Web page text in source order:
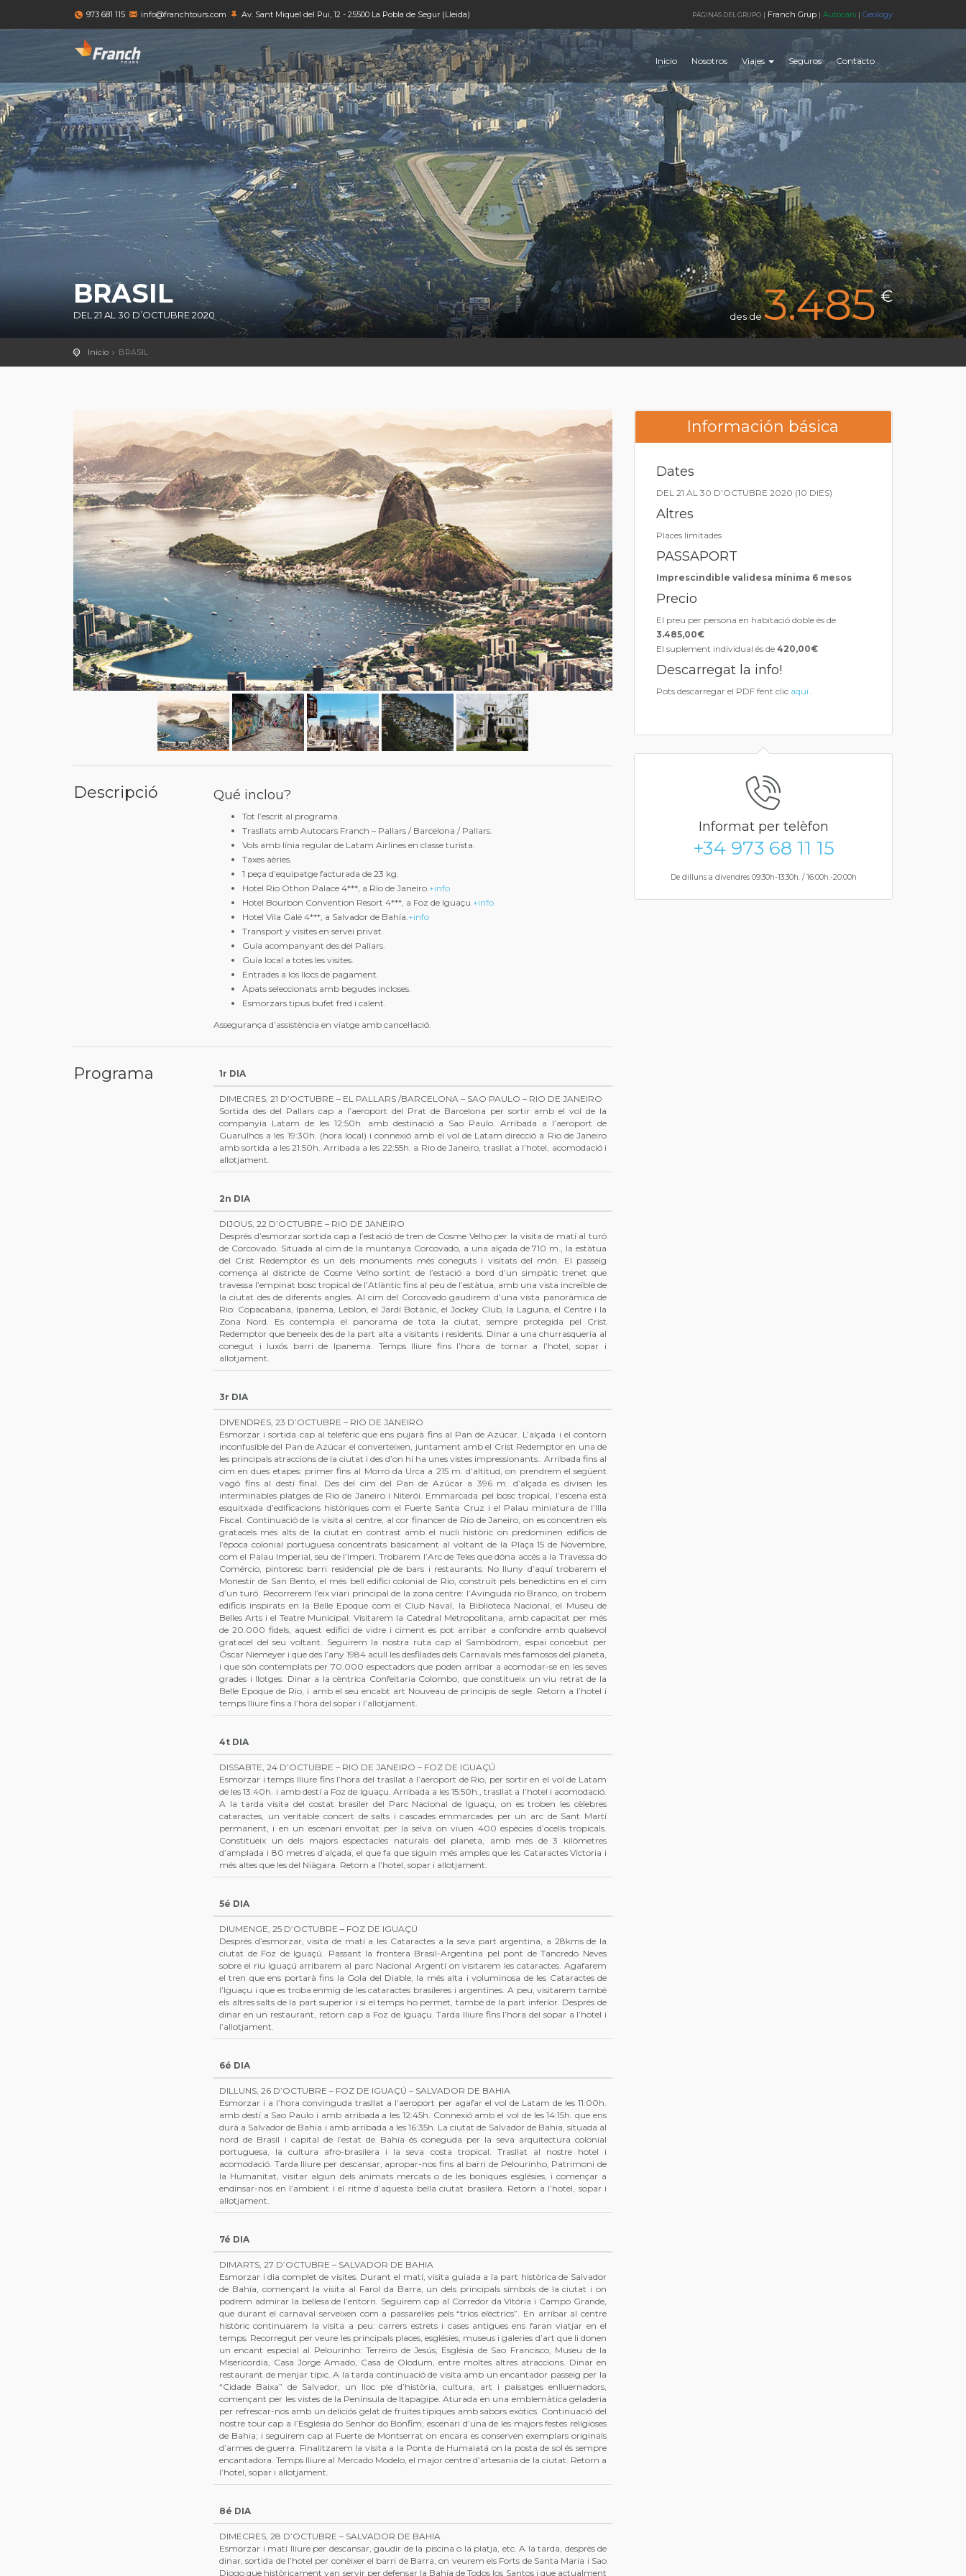
973 681 115 info@franchtours.com Av. Sant Miquel del Pui, 12 - 25500 La Pobla de Segur (Lleida) PÁGINAS DEL GRUPO | Franch Grup | Autocars | Geology
Inicio Nosotros Viajes Seguros Contacto
BRASIL
DEL 21 AL 30 D’OCTUBRE 2020 des de3.485€
Inicio BRASIL
Descripció Qué inclou?
Tot l’escrit al programa.
Trasllats amb Autocars Franch – Pallars / Barcelona / Pallars.
Vols amb línia regular de Latam Airlines en classe turista.
Taxes aèries.
1 peça d’equipatge facturada de 23 kg.
Hotel Rio Othon Palace 4***, a Río de Janeiro. +info
Hotel Bourbon Convention Resort 4***, a Foz de Iguaçu. +info
Hotel Vila Galé 4***, a Salvador de Bahía. +info
Transport y visites en servei privat.
Guía acompanyant des del Pallars.
Guía local a totes les visites.
Entrades a los llocs de pagament.
Àpats seleccionats amb begudes incloses.
Esmorzars tipus bufet fred i calent.
Assegurança d’assistència en viatge amb cancel·lació.
Programa 1r DIA
DIMECRES, 21 D’OCTUBRE – EL PALLARS /BARCELONA – SAO PAULO – RIO DE JANEIRO
Sortida des del Pallars cap a l’aeroport del Prat de Barcelona per sortir amb el vol de la
companyia Latam de les 12:50h. amb destinació a Sao Paulo. Arribada a l’aeroport de
Guarulhos a les 19:30h. (hora local) i connexió amb el vol de Latam direcció a Rio de Janeiro
amb sortida a les 21:50h. Arribada a les 22:55h. a Rio de Janeiro, trasllat a l’hotel, acomodació i
allotjament.
2n DIA
DIJOUS, 22 D’OCTUBRE – RIO DE JANEIRO
Després d’esmorzar sortida cap a l’estació de tren de Cosme Velho per la visita de matí al turó
de Corcovado. Situada al cim de la muntanya Corcovado, a una alçada de 710 m., la estàtua
del Crist Redemptor és un dels monuments més coneguts i visitats del món. El passeig
comença al districte de Cosme Velho sortint de l’estació a bord d’un simpàtic trenet que
travessa l’empinat bosc tropical de l’Atlàntic fins al peu de l’estàtua, amb una vista increïble de
la ciutat des de diferents angles. Al cim del Corcovado gaudirem d’una vista panoràmica de
Rio: Copacabana, Ipanema, Leblon, el Jardí Botànic, el Jockey Club, la Laguna, el Centre i la
Zona Nord. Es contempla el panorama de tota la ciutat, sempre protegida pel Crist
Redemptor que beneeix des de la part alta a visitants i residents. Dinar a una churrasqueria al
conegut i luxós barri de Ipanema. Temps lliure fins l’hora de tornar a l’hotel, sopar i
allotjament.
3r DIA
DIVENDRES, 23 D’OCTUBRE – RIO DE JANEIRO
Esmorzar i sortida cap al telefèric que ens pujarà fins al Pan de Azúcar. L’alçada i el contorn
inconfusible del Pan de Azúcar el converteixen, juntament amb el Crist Redemptor en una de
les principals atraccions de la ciutat i des d’on hi ha unes vistes impressionants.. Arribada fins al
cim en dues etapes: primer fins al Morro da Urca a 215 m. d’altitud, on prendrem el següent
vagó fins al destí final. Des del cim del Pan de Azúcar a 396 m. d’alçada es divisen les
interminables platges de Rio de Janeiro i Niterói. Emmarcada pel bosc tropical, l’escena està
esquitxada d’edificacions històriques com el Fuerte Santa Cruz i el Palau miniatura de l’Illa
Fiscal. Continuació de la visita al centre, al cor financer de Rio de Janeiro, on es concentren els
gratacels més alts de la ciutat en contrast amb el nucli històric on predominen edificis de
l’època colonial portuguesa concentrats bàsicament al voltant de la Plaça 15 de Novembre,
com el Palau Imperial, seu de l’Imperi. Trobarem l’Arc de Teles que dóna accés a la Travessa do
Comércio, pintoresc barri residencial ple de bars i restaurants. No lluny d’aquí trobarem el
Monestir de San Bento, el més bell edifici colonial de Rio, construït pels benedictins en el cim
d’un turó. Recorrerem l’eix viari principal de la zona centre: l’Avinguda rio Branco, on trobem
edificis inspirats en la Belle Epoque com el Club Naval, la Biblioteca Nacional, el Museu de
Belles Arts i el Teatre Municipal. Visitarem la Catedral Metropolitana, amb capacitat per més
de 20.000 fidels, aquest edifici de vidre i ciment es pot arribar a confondre amb qualsevol
gratacel del seu voltant. Seguirem la nostra ruta cap al Sambòdrom, espai concebut per
Óscar Niemeyer i que des l’any 1984 acull les desfilades dels Carnavals més famosos del planeta,
i que són contemplats per 70.000 espectadors que poden arribar a acomodar-se en les seves
grades i llotges. Dinar a la cèntrica Confeitaria Colombo, que constitueix un viu retrat de la
Belle Epoque de Rio, i amb el seu encabt art Nouveau de principis de segle. Retorn a l’hotel i
temps lliure fins a l’hora del sopar i l’allotjament.
4t DIA
DISSABTE, 24 D’OCTUBRE – RIO DE JANEIRO – FOZ DE IGUAÇÚ
Esmorzar i temps lliure fins l’hora del trasllat a l’aeroport de Rio, per sortir en el vol de Latam
de les 13:40h. i amb destí a Foz de Iguaçu. Arribada a les 15:50h., trasllat a l’hotel i acomodació.
A la tarda visita del costat brasiler del Parc Nacional de Iguaçu, on es troben les cèlebres
cataractes, un veritable concert de salts i cascades emmarcades per un arc de Sant Martí
permanent, i en un escenari envoltat per la selva on viuen 400 espècies d’ocells tropicals.
Constitueix un dels majors espectacles naturals del planeta, amb més de 3 kilòmetres
d’amplada i 80 metres d’alçada, el que fa que siguin més amples que les Cataractes Victoria i
més altes que les del Niàgara. Retorn a l’hotel, sopar i allotjament.
5é DIA
DIUMENGE, 25 D’OCTUBRE – FOZ DE IGUAÇÚ
Després d’esmorzar, visita de matí a les Cataractes a la seva part argentina, a 28kms de la
ciutat de Foz de Iguaçú. Passant la frontera Brasil-Argentina pel pont de Tancredo Neves
sobre el riu Iguaçú arribarem al parc Nacional Argentí on visitarem les cataractes. Agafarem
el tren que ens portarà fins la Gola del Diable, la més alta i voluminosa de les Cataractes de
l’Iguaçu i que es troba enmig de les cataractes brasileres i argentines. A peu, visitarem també
els altres salts de la part superior i si el temps ho permet, també de la part inferior. Després de
dinar en un restaurant, retorn cap a Foz de Iguaçu. Tarda lliure fins l’hora del sopar a l’hotel i
l’allotjament.
6é DIA
DILLUNS, 26 D’OCTUBRE – FOZ DE IGUAÇÚ – SALVADOR DE BAHIA
Esmorzar i a l’hora convinguda trasllat a l’aeroport per agafar el vol de Latam de les 11:00h.
amb destí a Sao Paulo i amb arribada a les 12:45h. Connexió amb el vol de les 14:15h. que ens
durà a Salvador de Bahia i amb arribada a les 16:35h. La ciutat de Salvador de Bahia, situada al
nord de Brasil i capital de l’estat de Bahía és coneguda per la seva arquitectura colonial
portuguesa, la cultura afro-brasilera i la seva costa tropical. Trasllat al nostre hotel i
acomodació. Tarda lliure per descansar, apropar-nos fins al barri de Pelourinho, Patrimoni de
la Humanitat, visitar algun dels animats mercats o de les boniques esglésies, i començar a
endinsar-nos en l’ambient i el ritme d’aquesta bella ciutat brasilera. Retorn a l’hotel, sopar i
allotjament.
7é DIA
DIMARTS, 27 D’OCTUBRE – SALVADOR DE BAHIA
Esmorzar i dia complet de visites. Durant el matí, visita guiada a la part històrica de Salvador
de Bahía, començant la visita al Farol da Barra, un dels principals símbols de la ciutat i on
podrem admirar la bellesa de l’entorn. Seguirem cap al Corredor da Vitória i Campo Grande,
que durant el carnaval serveixen com a passarel·les pels “trios elèctrics”. En arribar al centre
històric continuarem la visita a peu: carrers estrets i cases antigues ens faran viatjar en el
temps. Recorregut per veure les principals places, esglésies, museus i galeries d’art que li donen
un encant especial al Pelourinho: Terreiro de Jesús, Església de Sao Francisco, Museu de la
Misericordia, Casa Jorge Amado, Casa de Olodum, entre moltes altres atraccions. Dinar en
restaurant de menjar típic. A la tarda continuació de visita amb un encantador passeig per la
“Cidade Baixa” de Salvador, un lloc ple d’història, cultura, art i paisatges enlluernadors,
començant per les vistes de la Península de Itapagipe. Aturada en una emblemàtica geladeria
per refrescar-nos amb un deliciós gelat de fruites típiques amb sabors exòtics. Continuació del
nostre tour cap a l’Església do Senhor do Bonfim, escenari d’una de les majors festes religioses
de Bahia; i seguirem cap al Fuerte de Montserrat on encara es conserven exemplars originals
d’armes de guerra. Finalitzarem la visita a la Ponta de Humaiatá on la posta de sol és sempre
encantadora. Temps lliure al Mercado Modelo, el major centre d’artesania de la ciutat. Retorn a
l’hotel, sopar i allotjament.
8é DIA
DIMECRES, 28 D’OCTUBRE – SALVADOR DE BAHIA
Esmorzar i matí lliure per descansar, gaudir de la piscina o la platja, etc. A la tarda, després de
dinar, sortida de l’hotel per conèixer el barri de Barra, on veurem els Forts de Santa Maria i Sao
Diogo que històricament van servir per defensar la Bahía de Todos los Santos i que actualment
Información básica
Dates
DEL 21 AL 30 D’OCTUBRE 2020 (10 DIES)
Altres
Places limitades
PASSAPORT
Imprescindible validesa mínima 6 mesos
Precio
El preu per persona en habitació doble és de
3.485,00€
El suplement individual és de 420,00€
Descarregat la info!
Pots descarregar el PDF fent clic aquí .
Informat per telèfon
+34 973 68 11 15
De dilluns a divendres 09:30h-13:30h. / 16:00h.-20:00h